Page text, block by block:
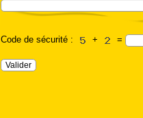
Code de sécurité : + =